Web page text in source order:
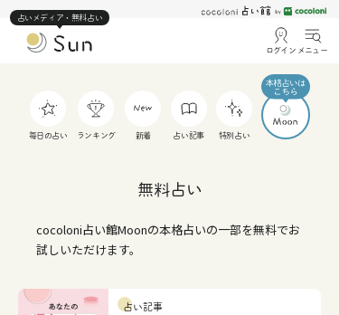
占いメディア・無料占い
ログイン メニュー
毎日の占い ランキング 新着 占い記事 特別占い
無料占い
cocoloni占い館Moonの本格占いの一部を無料でお
試しいただけます。
占い記事